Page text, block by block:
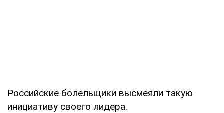
Российские болельщики высмеяли такую
инициативу своего лидера.